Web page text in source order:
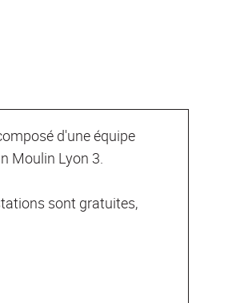
d'une équipe
Moulin Lyon 3.
sont gratuites,